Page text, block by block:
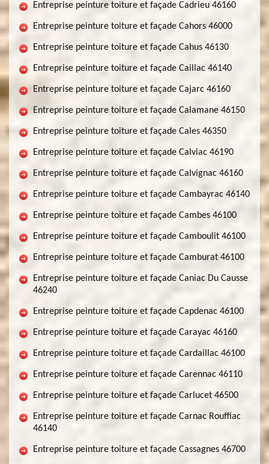
Entreprise peinture toiture et façade Cadrieu 46160
Entreprise peinture toiture et façade Cahors 46000
Entreprise peinture toiture et façade Cahus 46130
Entreprise peinture toiture et façade Caillac 46140
Entreprise peinture toiture et façade Cajarc 46160
Entreprise peinture toiture et façade Calamane 46150
Entreprise peinture toiture et façade Cales 46350
Entreprise peinture toiture et façade Calviac 46190
Entreprise peinture toiture et façade Calvignac 46160
Entreprise peinture toiture et façade Cambayrac 46140
Entreprise peinture toiture et façade Cambes 46100
Entreprise peinture toiture et façade Camboulit 46100
Entreprise peinture toiture et façade Camburat 46100
Entreprise peinture toiture et façade Caniac Du Causse
46240
Entreprise peinture toiture et façade Capdenac 46100
Entreprise peinture toiture et façade Carayac 46160
Entreprise peinture toiture et façade Cardaillac 46100
Entreprise peinture toiture et façade Carennac 46110
Entreprise peinture toiture et façade Carlucet 46500
Entreprise peinture toiture et façade Carnac Rouffiac
46140
Entreprise peinture toiture et façade Cassagnes 46700